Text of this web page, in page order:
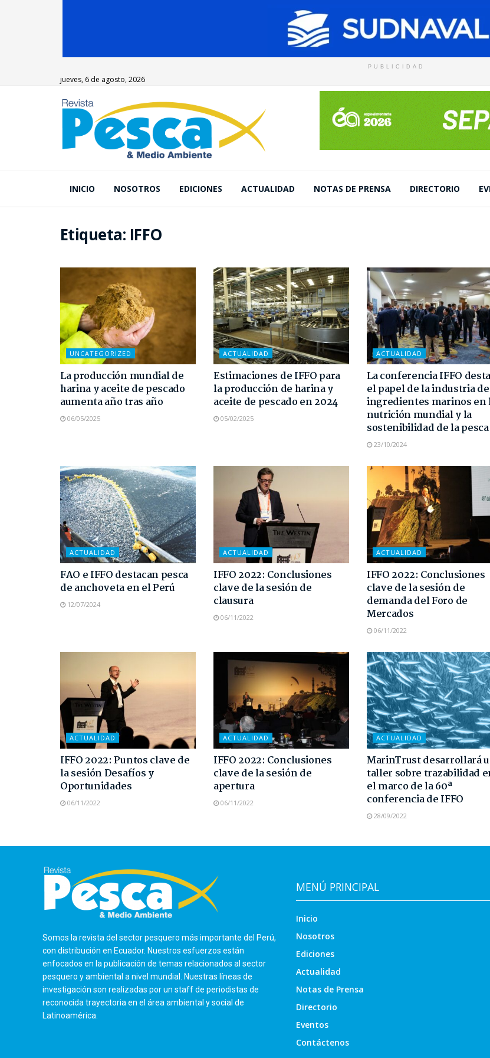
PUBLICIDAD
jueves, 6 de agosto, 2026
INICIO NOSOTROS EDICIONES ACTUALIDAD NOTAS DE PRENSA DIRECTORIO
Etiqueta: IFFO
UNCATEGORIZED
La producción mundial de
harina y aceite de pescado
aumenta año tras año
06/05/2025
ACTUALIDAD
Estimaciones de IFFO para
la producción de harina y
aceite de pescado en 2024
05/02/2025
ACTUALIDAD
La conferencia IFFO
el papel de la industria de
ingredientes marinos en
nutrición mundial y la
sostenibilidad de la pesca
23/10/2024
ACTUALIDAD
FAO e IFFO destacan pesca
de anchoveta en el Perú
12/07/2024
ACTUALIDAD
IFFO 2022: Conclusiones
clave de la sesión de
clausura
06/11/2022
ACTUALIDAD
IFFO 2022: Conclusiones
clave de la sesión de
demanda del Foro de
Mercados
06/11/2022
ACTUALIDAD
IFFO 2022: Puntos clave de
la sesión Desafíos y
Oportunidades
06/11/2022
ACTUALIDAD
IFFO 2022: Conclusiones
clave de la sesión de
apertura
06/11/2022
ACTUALIDAD
MarinTrust desarrollará
taller sobre trazabilidad
el marco de la 60ª
conferencia de IFFO
28/09/2022
Somos la revista del sector pesquero más importante del Perú,
con distribución en Ecuador. Nuestros esfuerzos están
enfocados en la publicación de temas relacionados al sector
pesquero y ambiental a nivel mundial. Nuestras líneas de
investigación son realizadas por un staff de periodistas de
reconocida trayectoria en el área ambiental y social de
Latinoamérica.
MENÚ PRINCIPAL
Inicio
Nosotros
Ediciones
Actualidad
Notas de Prensa
Directorio
Eventos
Contáctenos